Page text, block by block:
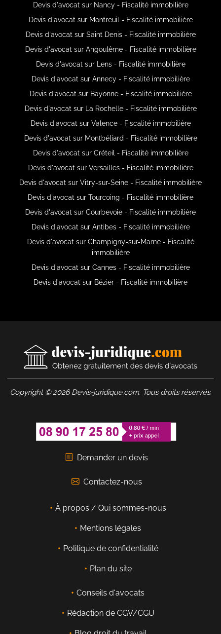
Devis d'avocat sur Nancy - Fiscalité immobilière
Devis d'avocat sur Montreuil - Fiscalité immobilière
Devis d'avocat sur Saint Denis - Fiscalité immobilière
Devis d'avocat sur Angoulême - Fiscalité immobilière
Devis d'avocat sur Lens - Fiscalité immobilière
Devis d'avocat sur Annecy - Fiscalité immobilière
Devis d'avocat sur Bayonne - Fiscalité immobilière
Devis d'avocat sur La Rochelle - Fiscalité immobilière
Devis d'avocat sur Valence - Fiscalité immobilière
Devis d'avocat sur Montbéliard - Fiscalité immobilière
Devis d'avocat sur Créteil - Fiscalité immobilière
Devis d'avocat sur Versailles - Fiscalité immobilière
Devis d'avocat sur Vitry-sur-Seine - Fiscalité immobilière
Devis d'avocat sur Tourcoing - Fiscalité immobilière
Devis d'avocat sur Courbevoie - Fiscalité immobilière
Devis d'avocat sur Antibes - Fiscalité immobilière
Devis d'avocat sur Champigny-sur-Marne - Fiscalité
immobilière
Devis d'avocat sur Cannes - Fiscalité immobilière
Devis d'avocat sur Bézier - Fiscalité immobilière
Copyright © 2026 Devis-juridique.com. Tous droits réservés.
Demander un devis
Contactez-nous
À propos / Qui sommes-nous
Mentions légales
Politique de confidentialité
Plan du site
Conseils d'avocats
Rédaction de CGV/CGU